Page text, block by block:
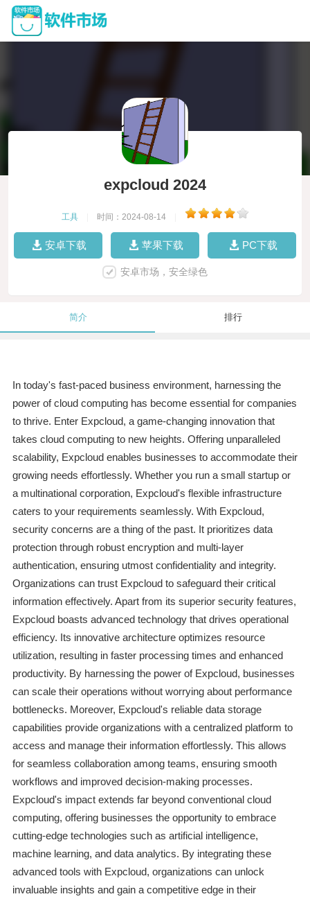
expcloud 2024
工具 时间：2024-08-14
安卓下载 苹果下载 PC下载
安卓市场，安全绿色
简介 排行
In today's fast-paced business environment, harnessing the
power of cloud computing has become essential for companies
to thrive. Enter Expcloud, a game-changing innovation that
takes cloud computing to new heights. Offering unparalleled
scalability, Expcloud enables businesses to accommodate their
growing needs effortlessly. Whether you run a small startup or
a multinational corporation, Expcloud's flexible infrastructure
caters to your requirements seamlessly. With Expcloud,
security concerns are a thing of the past. It prioritizes data
protection through robust encryption and multi-layer
authentication, ensuring utmost confidentiality and integrity.
Organizations can trust Expcloud to safeguard their critical
information effectively. Apart from its superior security features,
Expcloud boasts advanced technology that drives operational
efficiency. Its innovative architecture optimizes resource
utilization, resulting in faster processing times and enhanced
productivity. By harnessing the power of Expcloud, businesses
can scale their operations without worrying about performance
bottlenecks. Moreover, Expcloud's reliable data storage
capabilities provide organizations with a centralized platform to
access and manage their information effortlessly. This allows
for seamless collaboration among teams, ensuring smooth
workflows and improved decision-making processes.
Expcloud's impact extends far beyond conventional cloud
computing, offering businesses the opportunity to embrace
cutting-edge technologies such as artificial intelligence,
machine learning, and data analytics. By integrating these
advanced tools with Expcloud, organizations can unlock
invaluable insights and gain a competitive edge in their